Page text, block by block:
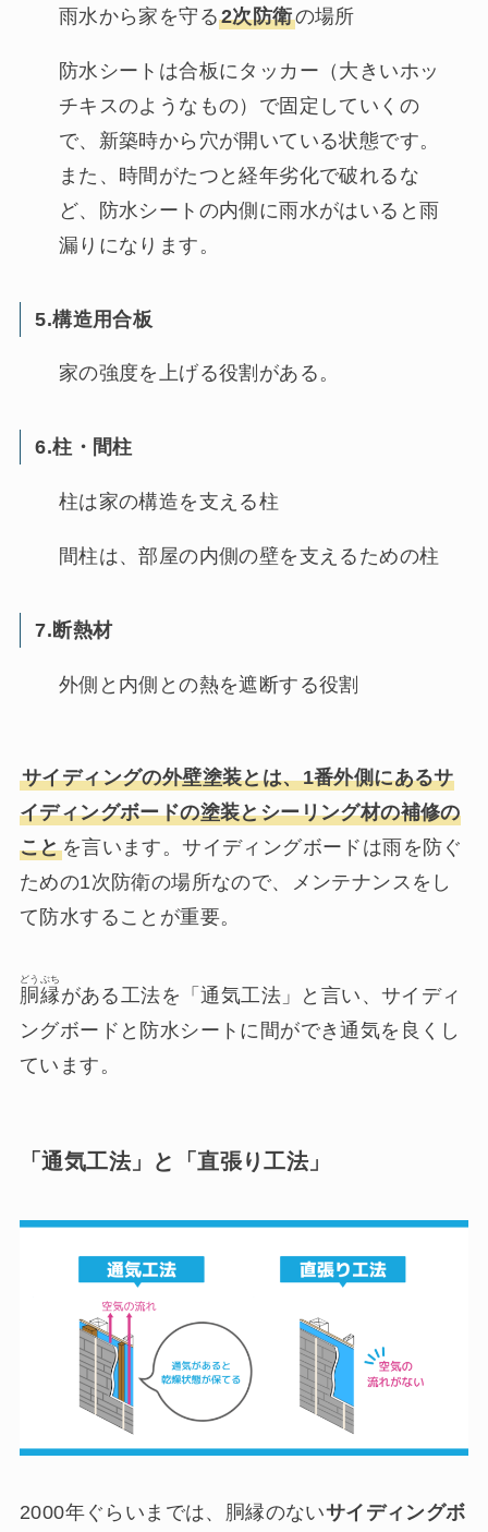
雨水から家を守る2次防衛の場所
防水シートは合板にタッカー（大きいホッ
チキスのようなもの）で固定していくの
で、新築時から穴が開いている状態です。
また、時間がたつと経年劣化で破れるな
ど、防水シートの内側に雨水がはいると雨
漏りになります。
5.構造用合板
家の強度を上げる役割がある。
6.柱・間柱
柱は家の構造を支える柱
間柱は、部屋の内側の壁を支えるための柱
7.断熱材
外側と内側との熱を遮断する役割
サイディングの外壁塗装とは、1番外側にあるサ
イディングボードの塗装とシーリング材の補修の
ことを言います。サイディングボードは雨を防ぐ
ための1次防衛の場所なので、メンテナンスをし
て防水することが重要。
胴縁
どうぶち
がある工法を「通気工法」と言い、サイディ
ングボードと防水シートに間ができ通気を良くし
ています。
「通気工法」と「直張り工法」
2000年ぐらいまでは、胴縁のないサイディングボ